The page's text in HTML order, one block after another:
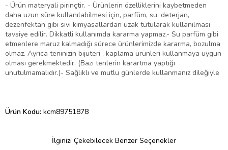
- Ürün materyali pirinçtir. - Ürünlerin özelliklerini kaybetmeden
daha uzun süre kullanılabilmesi için, parfüm, su, deterjan,
dezenfektan gibi sıvı kimyasallardan uzak tutularak kullanılması
tavsiye edilir. Dikkatli kullanımda kararma yapmaz.- Su parfüm gibi
etmenlere maruz kalmadığı sürece ürünlerimizde kararma, bozulma
olmaz. Ayrıca teninizin bijuteri , kaplama ürünleri kullanmaya uygun
olması gerekmektedir. (Bazı tenlerin karartma yaptığı
unutulmamalıdır.)- Sağlıklı ve mutlu günlerde kullanmanız dileğiyle
Ürün Kodu: kcm89751878
İlginizi Çekebilecek Benzer Seçenekler